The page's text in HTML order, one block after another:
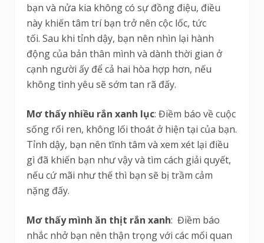
bạn và nửa kia không có sự đồng điệu, điều
này khiến tâm trí bạn trở nên cộc lốc, tức
tối. Sau khi tỉnh dậy, bạn nên nhìn lại hành
động của bản thân mình và dành thời gian ở
cạnh người ấy để cả hai hòa hợp hơn, nếu
không tình yêu sẽ sớm tan rã đấy.
Mơ thấy nhiều rắn xanh lục: Điềm báo về cuộc
sống rối ren, không lối thoát ở hiện tại của bạn.
Tỉnh dậy, bạn nên tĩnh tâm và xem xét lại điều
gì đã khiến bạn như vậy và tìm cách giải quyết,
nếu cứ mãi như thế thì bạn sẽ bị trầm cảm
nặng đấy.
Mơ thấy mình ăn thịt rắn xanh: Điềm báo
nhắc nhở bạn nên thận trọng với các mối quan